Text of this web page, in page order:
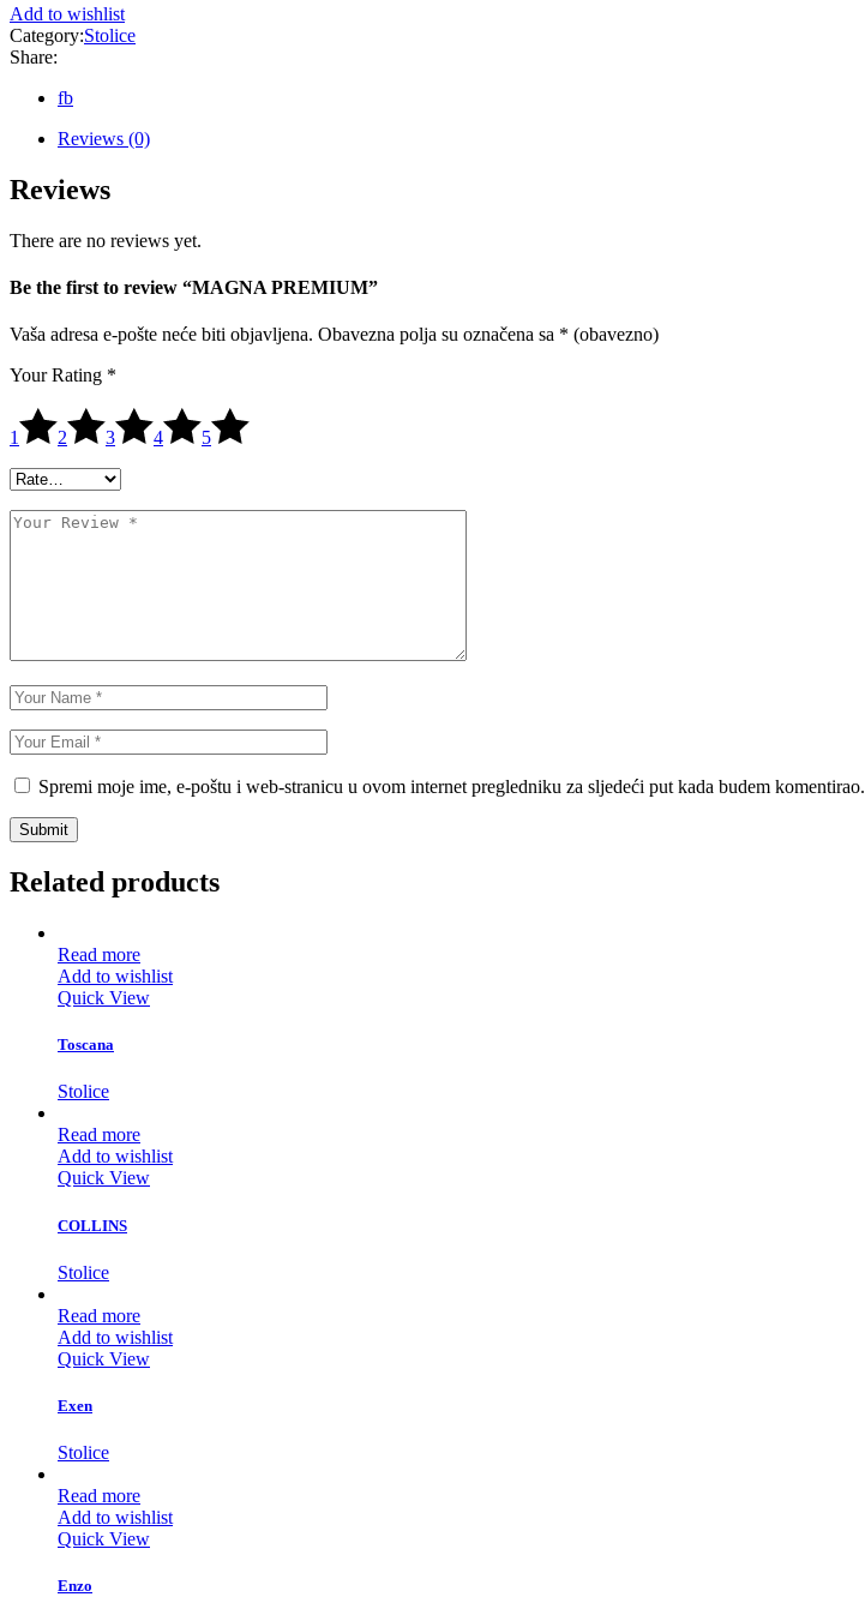
Add to wishlist
Category:Stolice
Share:
fb
Reviews (0)
Reviews
There are no reviews yet.
Be the first to review “MAGNA PREMIUM”
Vaša adresa e-pošte neće biti objavljena. Obavezna polja su označena sa * (obavezno)
Your Rating *
1 2 3 4 5
Spremi moje ime, e-poštu i web-stranicu u ovom internet pregledniku za sljedeći put kada budem komentirao.
Submit
Related products
Read more
Add to wishlist
Quick View
Toscana
Stolice
Read more
Add to wishlist
Quick View
COLLINS
Stolice
Read more
Add to wishlist
Quick View
Exen
Stolice
Read more
Add to wishlist
Quick View
Enzo